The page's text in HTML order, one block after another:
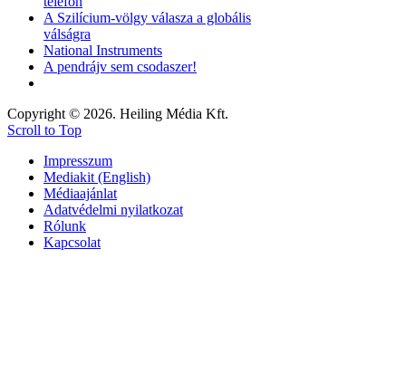
A Szilícium-völgy válasza a globális
válságra
National Instruments
A pendrájv sem csodaszer!
Copyright © 2026. Heiling Média Kft.
Scroll to Top
Impresszum
Mediakit (English)
Médiaajánlat
Adatvédelmi nyilatkozat
Rólunk
Kapcsolat